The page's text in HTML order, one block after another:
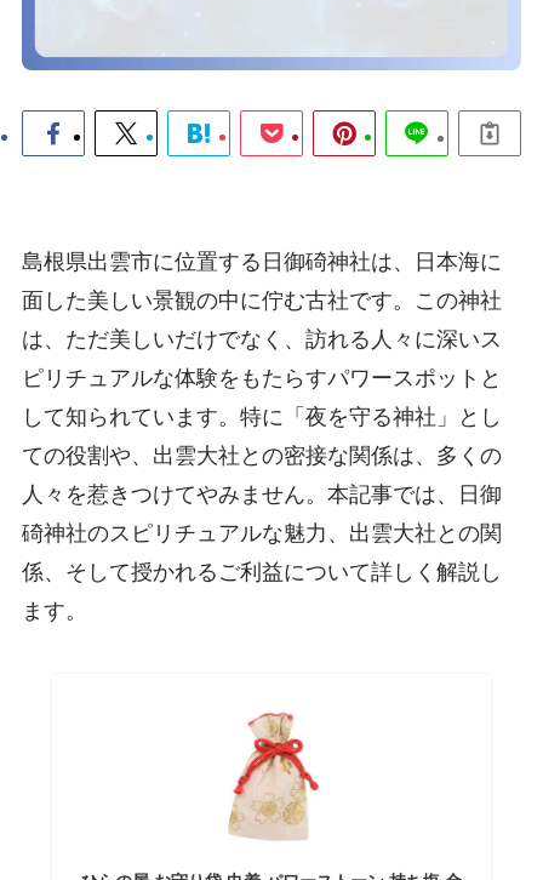
島根県出雲市に位置する日御碕神社は、日本海に
面した美しい景観の中に佇む古社です。この神社
は、ただ美しいだけでなく、訪れる人々に深いス
ピリチュアルな体験をもたらすパワースポットと
して知られています。特に「夜を守る神社」とし
ての役割や、出雲大社との密接な関係は、多くの
人々を惹きつけてやみません。本記事では、日御
碕神社のスピリチュアルな魅力、出雲大社との関
係、そして授かれるご利益について詳しく解説し
ます。